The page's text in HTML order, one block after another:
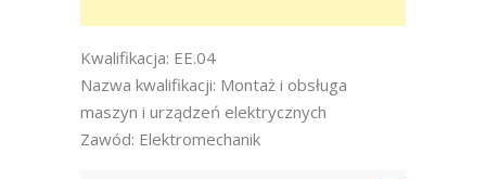
Kwalifikacja: EE.04
Nazwa kwalifikacji: Montaż i obsługa
maszyn i urządzeń elektrycznych
Zawód: Elektromechanik